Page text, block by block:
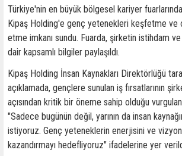
Türkiye'nin en büyük bölgesel kariyer
Kipaş Holding'e genç yetenekleri keşfetme ve
etme imkanı sundu. Fuarda, şirketin istihdam
dair kapsamlı bilgiler paylaşıldı.
Kipaş Holding İnsan Kaynakları Direktörlüğü
açıklamada, gençlere sunulan iş fırsatlarının
açısından kritik bir öneme sahip olduğu
"Sadece bugünün değil, yarının da insan
istiyoruz. Genç yeteneklerin enerjisini ve
kazandırmayı hedefliyoruz" ifadelerine yer